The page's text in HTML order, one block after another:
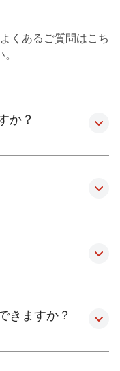
くあるご質問はこち
か？
きますか？